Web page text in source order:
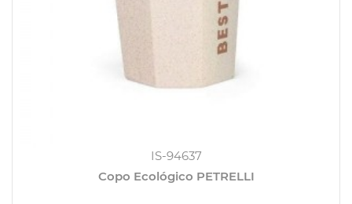
IS-94637
Copo Ecológico PETRELLI